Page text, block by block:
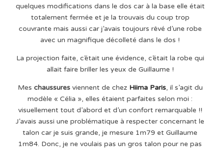
quelques modifications dans le dos car à la base elle était
totalement fermée et je la trouvais du coup trop
couvrante mais aussi car j’avais toujours rêvé d’une robe
avec un magnifique décolleté dans le dos !
La projection faite, c’était une évidence, c’était la robe qui
allait faire briller les yeux de Guillaume !
Mes chaussuresviennent de chez Hiima Paris, il s’agit du
modèle « Célia », elles étaient parfaites selon moi :
visuellement tout d’abord et d’un confort remarquable !!
J’avais aussi une problématique à respecter concernant le
talon car je suis grande, je mesure 1m79 et Guillaume
1m84. Donc, je ne voulais pas un gros talon pour ne pas